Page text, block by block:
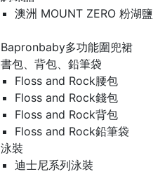
澳洲 MOUNT ZERO 粉湖鹽
Bapronbaby多功能圍兜裙
書包、背包、鉛筆袋
Floss and Rock腰包
Floss and Rock錢包
Floss and Rock背包
Floss and Rock鉛筆袋
泳裝
迪士尼系列泳裝